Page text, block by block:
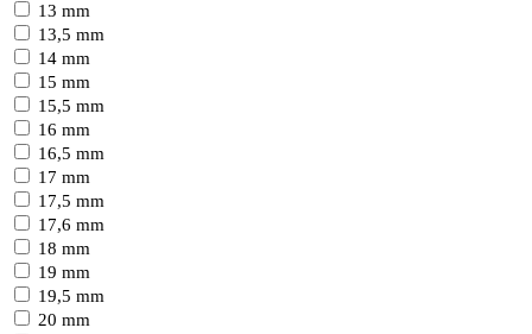
13 mm
13,5 mm
14 mm
15 mm
15,5 mm
16 mm
16,5 mm
17 mm
17,5 mm
17,6 mm
18 mm
19 mm
19,5 mm
20 mm